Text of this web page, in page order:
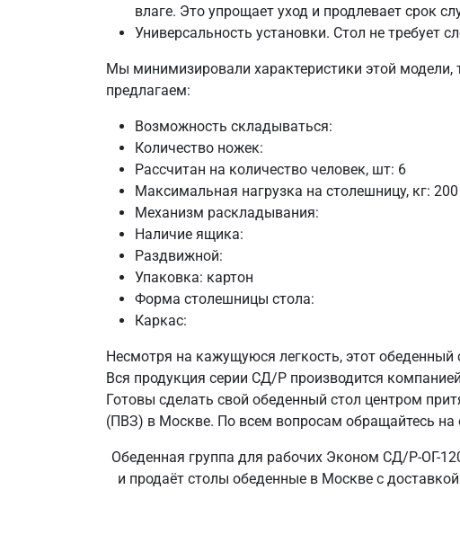
влаге. Это упрощает уход и продлевает срок
Универсальность установки. Стол не
Мы минимизировали характеристики этой модели,
предлагаем:
Возможность складываться:
Количество ножек:
Рассчитан на количество человек, шт: 6
Максимальная нагрузка на столешницу, кг: 200
Механизм раскладывания:
Наличие ящика:
Раздвижной:
Упаковка: картон
Форма столешницы стола:
Каркас:
Несмотря на кажущуюся легкость, этот
Вся продукция серии СД/Р производится
Готовы сделать свой обеденный стол центром
(ПВЗ) в Москве. По всем вопросам обращайтесь на
Обеденная группа для рабочих Эконом СД/Р-ОГ-
и продаёт столы обеденные в Москве с